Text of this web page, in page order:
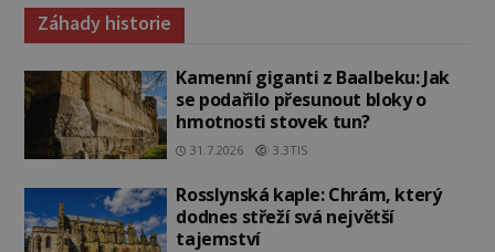
Záhady historie
Kamenní giganti z Baalbeku: Jak
se podařilo přesunout bloky o
hmotnosti stovek tun?
31.7.2026 3.3TIS
Rosslynská kaple: Chrám, který
dodnes střeží svá největší
tajemství